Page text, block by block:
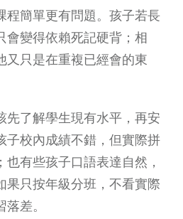
程簡單更有問題。孩子若長
會變得依賴死記硬背；相
又只是在重複已經會的東
先了解學生現有水平，再安
子校內成績不錯，但實際拼
有些孩子口語表達自然，
果只按年級分班，不看實際
差。